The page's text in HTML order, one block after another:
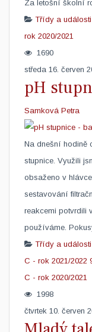
Za letošní školní
Třídy a události
rok 2020/2021
1690
středa 16. červen
pH
Samková Petra
​Na dnešní hodině
stupnice. Využili
obsaženo v
sestavování
reakcemi potvrdili
používáme.
Třídy a události
C - rok 2021/2022
C - rok 2020/2021
1998
čtvrtek 10. červen